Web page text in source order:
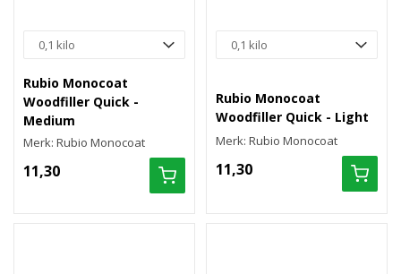
Rubio Monocoat
Woodfiller Quick -
Medium
Merk: Rubio Monocoat
11,30
Rubio Monocoat
Woodfiller Quick - Light
Merk: Rubio Monocoat
11,30